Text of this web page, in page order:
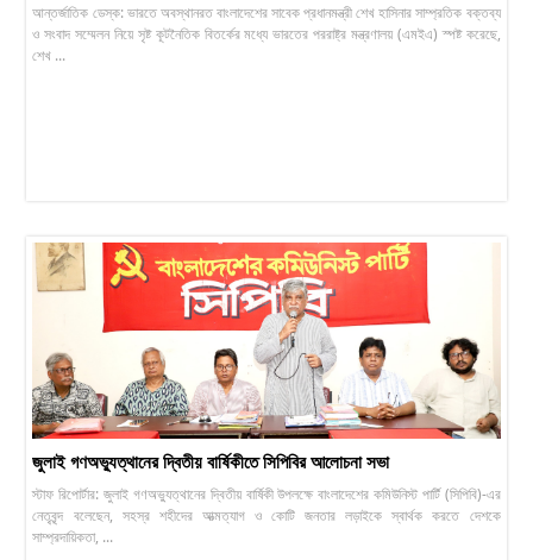
আন্তর্জাতিক ডেস্ক: ভারতে অবস্থানরত বাংলাদেশের সাবেক প্রধানমন্ত্রী শেখ হাসিনার সাম্প্রতিক বক্তব্য
ও সংবাদ সম্মেলন নিয়ে সৃষ্ট কূটনৈতিক বিতর্কের মধ্যে ভারতের পররাষ্ট্র মন্ত্রণালয় (এমইএ) স্পষ্ট করেছে,
শেখ ...
জুলাই গণঅভ্যুত্থানের দ্বিতীয় বার্ষিকীতে সিপিবির আলোচনা সভা
স্টাফ রিপোর্টার: জুলাই গণঅভ্যুত্থানের দ্বিতীয় বার্ষিকী উপলক্ষে বাংলাদেশের কমিউনিস্ট পার্টি (সিপিবি)-এর
নেতৃবৃন্দ বলেছেন, সহস্র শহীদের আত্মত্যাগ ও কোটি জনতার লড়াইকে স্বার্থক করতে দেশকে
সাম্প্রদায়িকতা, ...